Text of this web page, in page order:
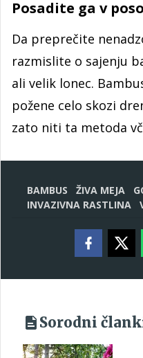
Posadite ga v
Da preprečite
razmislite o sajenju
ali velik lonec.
požene celo skozi
zato niti ta metoda
BAMBUS ŽIVA MEJA
INVAZIVNA RASTLINA
Sorodni